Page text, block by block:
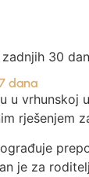
30
dana
u vrhunskoj
rješenjem
je za